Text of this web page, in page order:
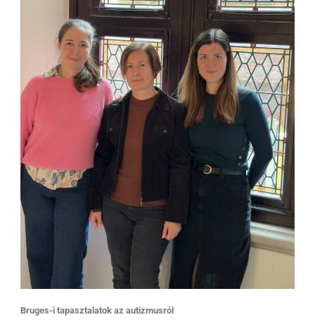
Bruges-i tapasztalatok az autizmusról